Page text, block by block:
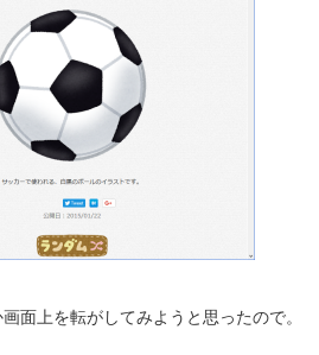
面上を転がしてみようと思ったので。